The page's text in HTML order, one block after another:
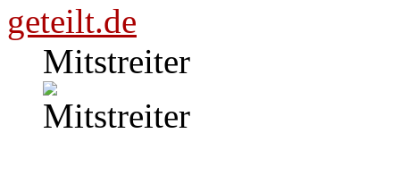
geteilt.de
Mitstreiter